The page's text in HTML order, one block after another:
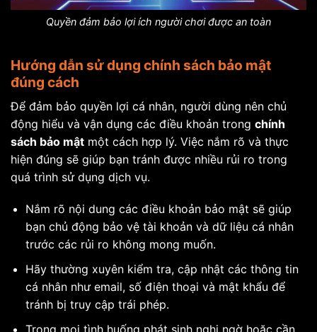
Quyền đảm bảo lợi ích người chơi được an toàn
Hướng dẫn sử dụng chính sách bảo mật
đúng cách
Để đảm bảo quyền lợi cá nhân, người dùng nên chủ
động hiểu và vận dụng các điều khoản trong chính
sách bảo mật một cách hợp lý. Việc nắm rõ và thực
hiện đúng sẽ giúp bạn tránh được nhiều rủi ro trong
quá trình sử dụng dịch vụ.
Nắm rõ nội dung các điều khoản bảo mật sẽ giúp
bạn chủ động bảo vệ tài khoản và dữ liệu cá nhân
trước các rủi ro không mong muốn.
Hãy thường xuyên kiểm tra, cập nhật các thông tin
cá nhân như email, số điện thoại và mật khẩu để
tránh bị truy cập trái phép.
Trong mọi tình huống phát sinh nghi ngờ hoặc cần